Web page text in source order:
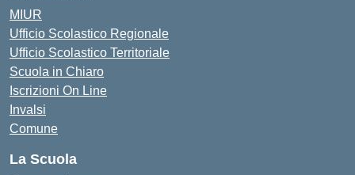
MIUR
Ufficio Scolastico Regionale
Ufficio Scolastico Territoriale
Scuola in Chiaro
Iscrizioni On Line
Invalsi
Comune
La Scuola